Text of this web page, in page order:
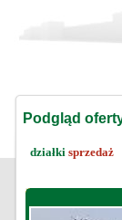
Podgląd
działki sprzedaż